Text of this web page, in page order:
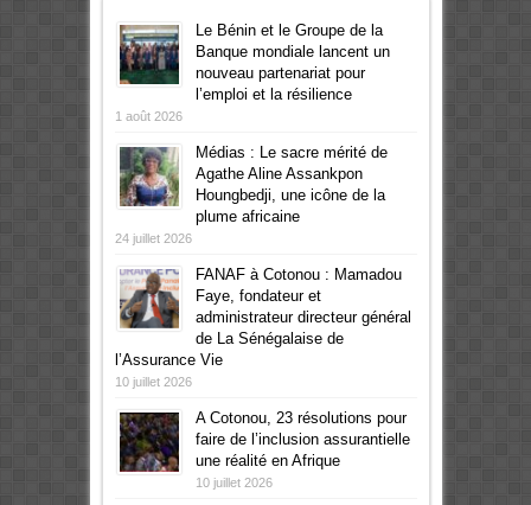
Le Bénin et le Groupe de la
Banque mondiale lancent un
nouveau partenariat pour
l’emploi et la résilience
1 août 2026
Médias : Le sacre mérité de
Agathe Aline Assankpon
Houngbedji, une icône de la
plume africaine
24 juillet 2026
FANAF à Cotonou : Mamadou
Faye, fondateur et
administrateur directeur général
de La Sénégalaise de
l’Assurance Vie
10 juillet 2026
A Cotonou, 23 résolutions pour
faire de l’inclusion assurantielle
une réalité en Afrique
10 juillet 2026